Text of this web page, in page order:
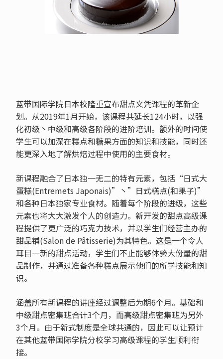
蓝带国际学院日本校隆重宣布甜点文凭课程的革新企
划。从2019年1月开始，该课程共延长124小时，以强
化初级丶中级和高级各阶段的进阶培训。额外的时间使
学生可以加深在糕点和糖果方面的知识和技能，同时还
能更深入地了解烘焙过程中使用的主要食材。
新课程融合了日本独一无二的特有元素，包括“日式大
蛋糕(Entremets Japonais)”丶”日式糕点(和果子)”
和各种日本独家专业食材。随着每个阶段的进级，这些
元素也将大大激发个人的创造力。新开发的甜点高级课
程提供了更广泛的巧克力技术，并以学生们经营主办的
甜品铺(Salon de Pâtisserie)为其特色。这是一个令人
耳目一新的甜点活动，学生们不止能够体验大份量的甜
品制作，并通过准备各种糕点展示他们的所学技能和知
识。
涵盖所有新课程的讲座经过调整后为期6个月。基础和
中级甜点密集班合计3个月，而高级甜点密集班为另外
3个月。由于新式制度是全球共通的，因此可以让预计
在其他蓝带国际学院分校学习高级课程的学生顺利衔
接。